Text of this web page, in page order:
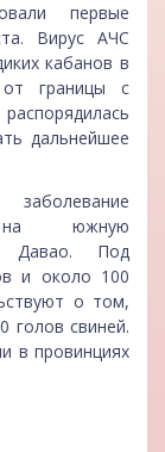
первые
Вирус АЧС
кабанов в
от границы с
дальнейшее
заболевание
на южную
Давао. Под
и около 100
о том,
голов свиней.
в провинциях